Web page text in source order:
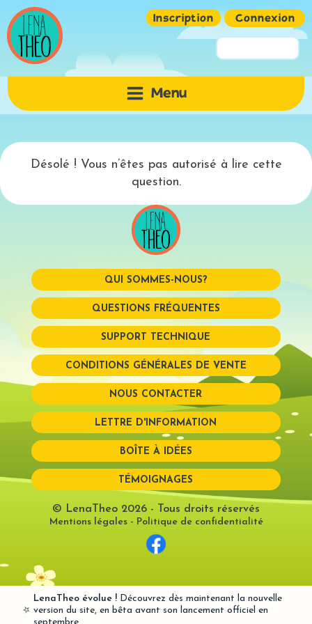
Inscription Connexion
Mot de passe
Mémoriser
Mot de passe perdu?
Menu
Désolé ! Vous n’êtes pas autorisé à lire cette
question.
QUI SOMMES-NOUS?
QUESTIONS FRÉQUENTES
SUPPORT TECHNIQUE
CONDITIONS GÉNÉRALES DE VENTE
NOUS CONTACTER
LETTRE D'INFORMATION
BOÎTE À IDÉES
TÉMOIGNAGES
© LenaTheo 2026 - Tous droits réservés
Mentions légales- Politique de confidentialité
⭐
LenaTheo évolue ! Découvrez dès maintenant la nouvelle
version du site, en bêta avant son lancement officiel en